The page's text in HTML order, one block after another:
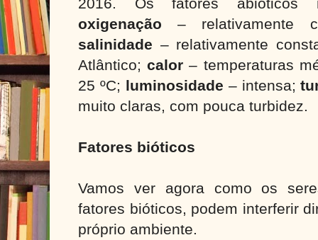
oxigenação – relativamente
salinidade – relativamente
Atlântico; calor – temperaturas
25 ºC; luminosidade – intensa;
muito claras, com pouca turbidez.
Fatores bióticos
Vamos ver agora como os
fatores bióticos, podem interferir
próprio ambiente.